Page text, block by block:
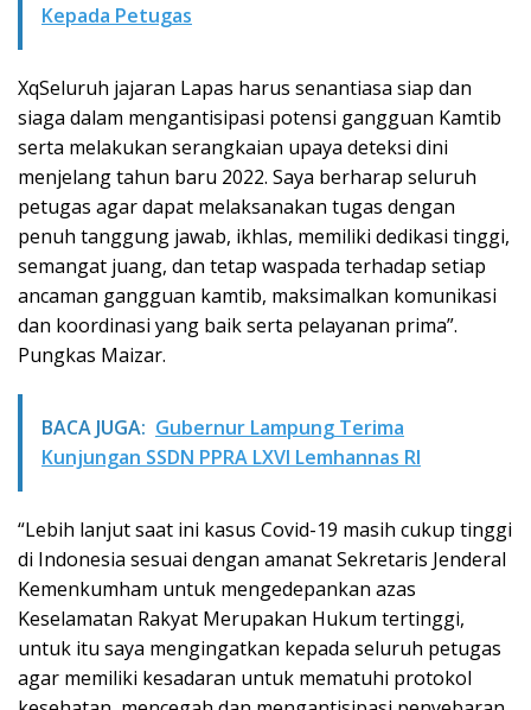
Kepada Petugas
XqSeluruh jajaran Lapas harus senantiasa siap dan
siaga dalam mengantisipasi potensi gangguan Kamtib
serta melakukan serangkaian upaya deteksi dini
menjelang tahun baru 2022. Saya berharap seluruh
petugas agar dapat melaksanakan tugas dengan
penuh tanggung jawab, ikhlas, memiliki dedikasi tinggi,
semangat juang, dan tetap waspada terhadap setiap
ancaman gangguan kamtib, maksimalkan komunikasi
dan koordinasi yang baik serta pelayanan prima”.
Pungkas Maizar.
BACA JUGA: Gubernur Lampung Terima
Kunjungan SSDN PPRA LXVI Lemhannas RI
“Lebih lanjut saat ini kasus Covid-19 masih cukup tinggi
di Indonesia sesuai dengan amanat Sekretaris Jenderal
Kemenkumham untuk mengedepankan azas
Keselamatan Rakyat Merupakan Hukum tertinggi,
untuk itu saya mengingatkan kepada seluruh petugas
agar memiliki kesadaran untuk mematuhi protokol